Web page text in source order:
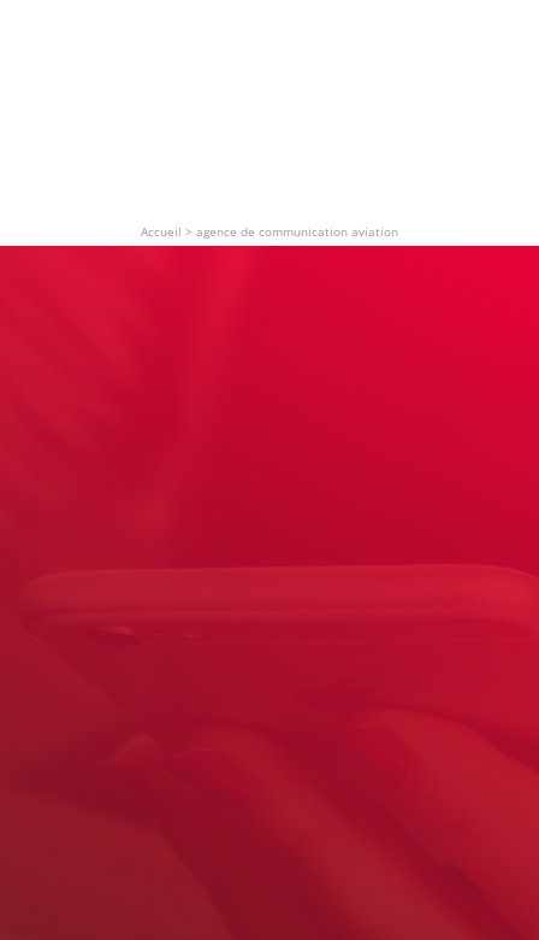
Accueil > agence de communication aviation